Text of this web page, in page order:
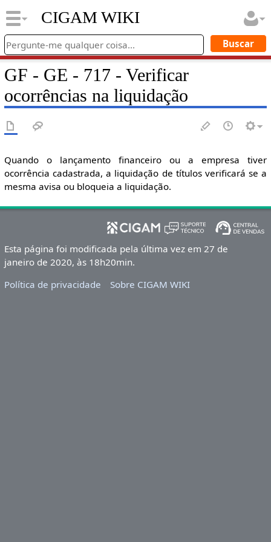
CIGAM WIKI
GF - GE - 717 - Verificar
ocorrências na liquidação
Quando o lançamento financeiro ou a empresa tiver
ocorrência cadastrada, a liquidação de títulos verificará se a
mesma avisa ou bloqueia a liquidação.
Esta página foi modificada pela última vez em 27 de
janeiro de 2020, às 18h20min.
Política de privacidade
Sobre CIGAM WIKI